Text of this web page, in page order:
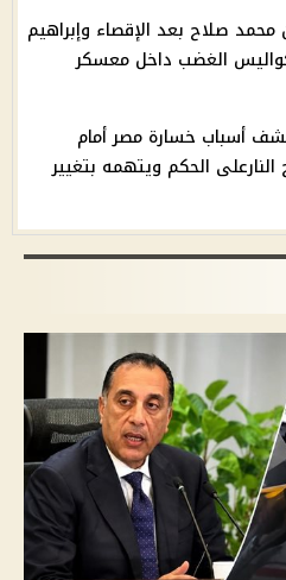
صلاح بعد الإقصاء وإبراهيم
الغضب داخل معسكر
أسباب خسارة مصر أمام
النارعلى الحكم ويتهمه بتغيير